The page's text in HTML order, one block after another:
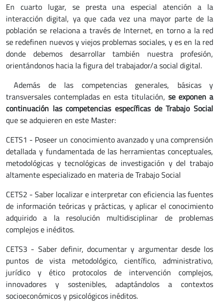
En cuarto lugar, se presta una especial atención a la
interacción digital, ya que cada vez una mayor parte de la
población se relaciona a través de Internet, en torno a la red
se redefinen nuevos y viejos problemas sociales, y es en la red
donde debemos desarrollar también nuestra profesión,
orientándonos hacia la figura del trabajador/a social digital.
Además de las competencias generales, básicas y
transversales contempladas en esta titulación, se exponen a
continuación las competencias específicas de Trabajo Social
que se adquieren en este Master:
CETS1 - Poseer un conocimiento avanzado y una comprensión
detallada y fundamentada de las herramientas conceptuales,
metodológicas y tecnológicas de investigación y del trabajo
altamente especializado en materia de Trabajo Social
CETS2 - Saber localizar e interpretar con eficiencia las fuentes
de información teóricas y prácticas, y aplicar el conocimiento
adquirido a la resolución multidisciplinar de problemas
complejos e inéditos.
CETS3 - Saber definir, documentar y argumentar desde los
puntos de vista metodológico, científico, administrativo,
jurídico y ético protocolos de intervención complejos,
innovadores y sostenibles, adaptándolos a contextos
socioeconómicos y psicológicos inéditos.